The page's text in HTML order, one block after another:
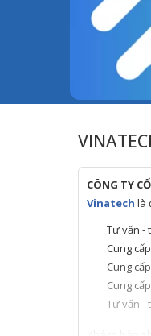
CÔNG TY
Vinatech là
Tư vấn -
Cung
Cung
Cung
Tư vấn -